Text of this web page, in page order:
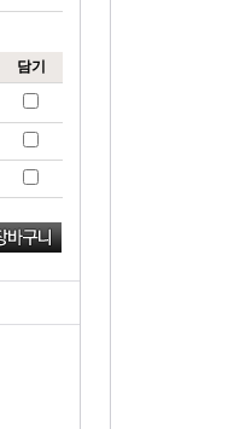
담기